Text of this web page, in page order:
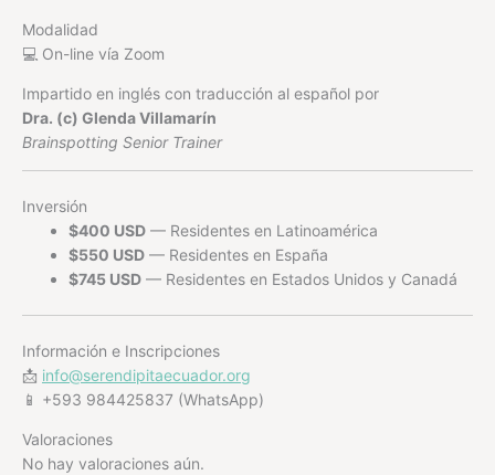
Modalidad
💻 On-line vía Zoom
Impartido en inglés con traducción al español por
Dra. (c) Glenda Villamarín
Brainspotting Senior Trainer
Inversión
$400 USD — Residentes en Latinoamérica
$550 USD — Residentes en España
$745 USD — Residentes en Estados Unidos y Canadá
Información e Inscripciones
📩 info@serendipitaecuador.org
📱 +593 984425837 (WhatsApp)
Valoraciones
No hay valoraciones aún.